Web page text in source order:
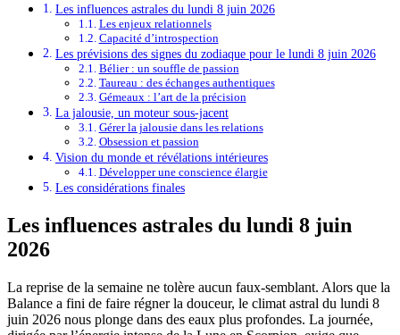
Les influences astrales du lundi 8 juin 2026
Les enjeux relationnels
Capacité d’introspection
Les prévisions des signes du zodiaque pour le lundi 8 juin 2026
Bélier : un souffle de passion
Taureau : des échanges authentiques
Gémeaux : l’art de la précision
La jalousie, un moteur sous-jacent
Gérer la jalousie dans les relations
Obsession et passion
Vision du monde et révélations intérieures
Développer une conscience élargie
Les considérations finales
Les influences astrales du lundi 8 juin
2026
La reprise de la semaine ne tolère aucun faux-semblant. Alors que la
Balance a fini de faire régner la douceur, le climat astral du lundi 8
juin 2026 nous plonge dans des eaux plus profondes. La journée,